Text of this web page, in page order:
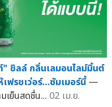
" ชิลล์ กลิ่นเลมอนไลม์มิ้นต์
ฟรชเว่อร์...ซัมเมอร์นี้ —
เย็นสดชื่น... 02 เม.ย.